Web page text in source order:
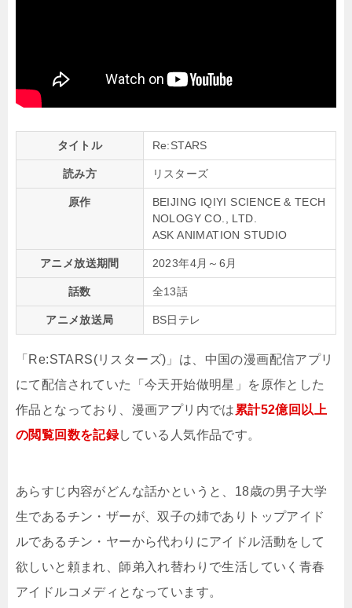
タイトル Re:STARS
読み方 リスターズ
原作
BEIJING IQIYI SCIENCE & TECH
NOLOGY CO., LTD.
ASK ANIMATION STUDIO
アニメ放送期間 2023年4月～6月
話数 全13話
アニメ放送局 BS日テレ
「Re:STARS(リスターズ)」は、中国の漫画配信アプリ
にて配信されていた「今天开始做明星」を原作とした
作品となっており、漫画アプリ内では 累計52億回以上
の閲覧回数を記録している人気作品です。
あらすじ内容がどんな話かというと、18歳の男子大学
生であるチン・ザーが、双子の姉でありトップアイド
ルであるチン・ヤーから代わりにアイドル活動をして
欲しいと頼まれ、師弟入れ替わりで生活していく青春
アイドルコメディとなっています。